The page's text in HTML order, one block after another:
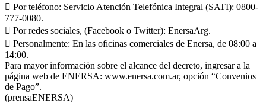
 Por teléfono: Servicio Atención Telefónica Integral (SATI): 0800-
777-0080.
 Por redes sociales, (Facebook o Twitter): EnersaArg.
 Personalmente: En las oficinas comerciales de Enersa, de 08:00 a
14:00.
Para mayor información sobre el alcance del decreto, ingresar a la
página web de ENERSA: www.enersa.com.ar, opción “Convenios
de Pago”.
(prensaENERSA)